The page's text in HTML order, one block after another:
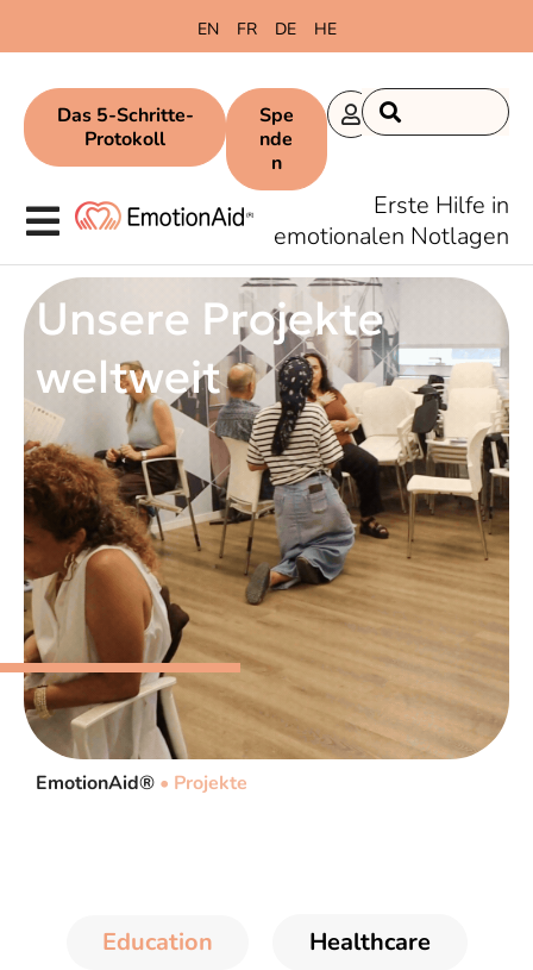
EN FR DE HE
Erste Hilfe in
emotionalen Notlagen
Das 5-Schritte-
Protokoll
Spe
nde
n
Unsere Projekte
weltweit
EmotionAid® • Projekte
Education
Healthcare